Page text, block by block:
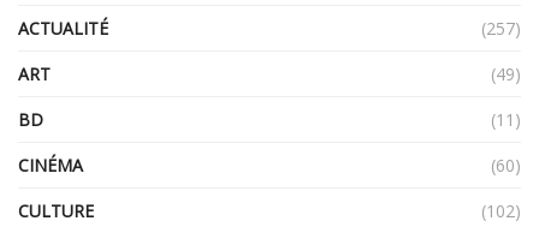
ACTUALITÉ
(257)
ART
(49)
BD
(11)
CINÉMA
(60)
CULTURE
(102)